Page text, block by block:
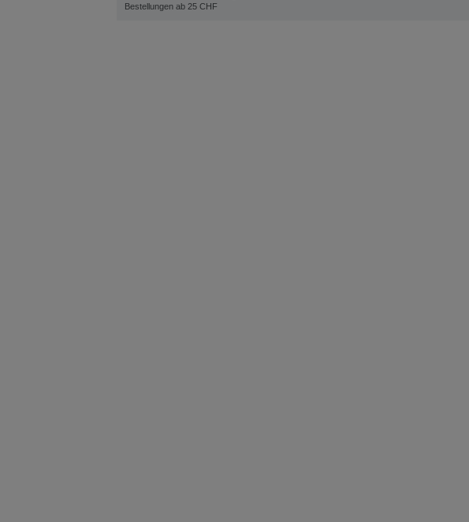
Bestellungen ab 25 CHF